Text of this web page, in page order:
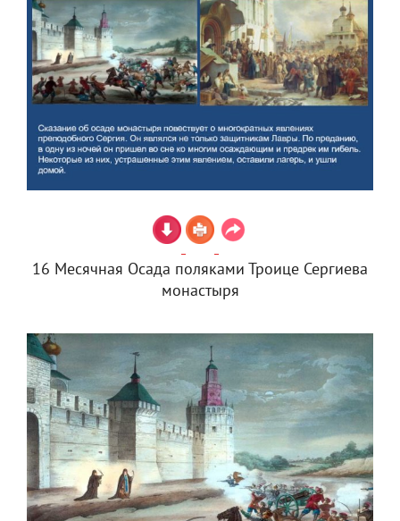
16 Месячная Осада поляками Троице Сергиева
монастыря